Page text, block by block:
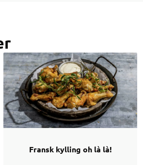
Fransk kylling oh là là!